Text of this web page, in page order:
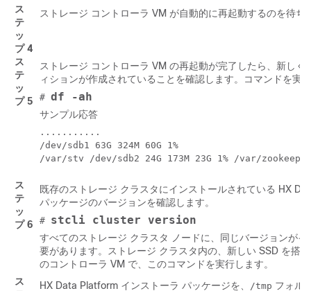
ス
テ
ッ
プ 4
ストレージ コントローラ VM が自動的に再起動するのを待ち
ス
テ
ッ
プ 5
ストレージ コントローラ VM の再起動が完了したら、新しく
ィションが作成されていることを確認します。コマンドを実
# df -ah
サンプル応答
...........
/dev/sdb1 63G 324M 60G 1%
/var/stv /dev/sdb2 24G 173M 23G 1% /var/zookeeper
ス
テ
ッ
プ 6
既存のストレージ クラスタにインストールされている HX
パッケージのバージョンを確認します。
# stcli cluster version
すべてのストレージ クラスタ ノードに、同じバージョンが
要があります。ストレージ クラスタ内の、新しい SSD を搭
のコントローラ VM で、このコマンドを実行します。
ス
HX Data Platform インストーラ パッケージを、 /tmp フォル